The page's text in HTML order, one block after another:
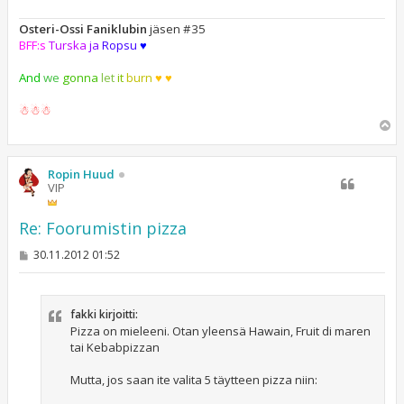
Osteri-Ossi Faniklubin jäsen #35
BFF:s Turska ja Ropsu ♥
And we gonna letitburn ♥ ♥
☃☃☃
ö
Ropin Huud
VIP
Re: Foorumistin pizza
V30.11.2012 01:52
fakki kirjoitti:
Pizza on mieleeni. Otan yleensä Hawain, Fruit di maren
tai Kebabpizzan
Mutta, jos saan ite valita 5 täytteen pizza niin: